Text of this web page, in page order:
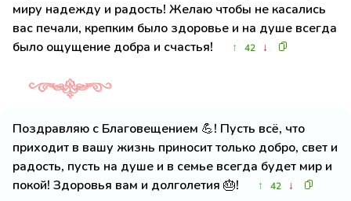
миру надежду и радость! Желаю чтобы не касались
вас печали, крепким было здоровье и на душе всегда
было ощущение добра и счастья!
↑ 42 ↓
Поздравляю с Благовещением 💪! Пусть всё, что
приходит в вашу жизнь приносит только добро, свет и
радость, пусть на душе и в семье всегда будет мир и
покой! Здоровья вам и долголетия 🎂!
↑ 42 ↓